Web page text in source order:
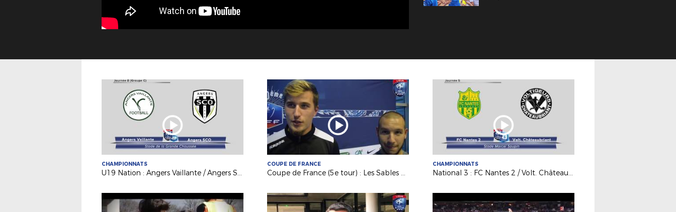
CHAMPIONNATS
U19 Nation : Angers Vaillante / Angers SCO (1-2)
COUPE DE FRANCE
Coupe de France (5e tour) : Les Sables TVEC / AS Sautron
CHAMPIONNATS
National 3 : FC Nantes 2 / Volt. Châteaubriant (2-0)